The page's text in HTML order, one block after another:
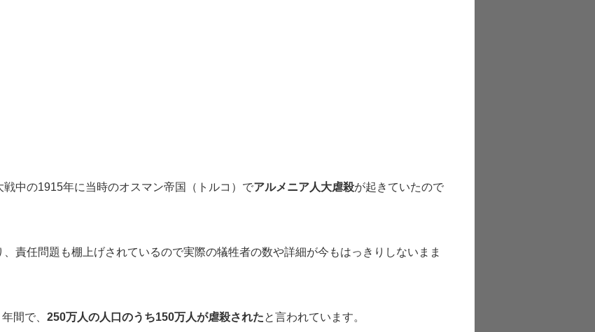
中の1915年に当時のオスマン帝国（トルコ）でアルメニア人大虐殺が起きていたので
責任問題も棚上げされているので実際の犠牲者の数や詳細が今もはっきりしないまま
間で、 250万人の人口のうち150万人が虐殺されたと言われています。